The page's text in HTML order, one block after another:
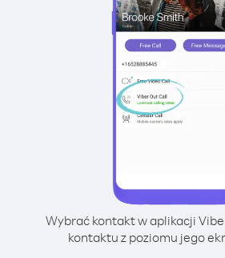
Wybrać kontakt w aplikacji
kontaktu z poziomu jego